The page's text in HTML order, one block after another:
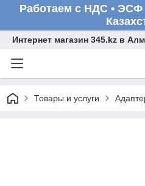
Работаем с НДС • ЭСФ
Интернет магазин 345.kz в
Товары и услуги